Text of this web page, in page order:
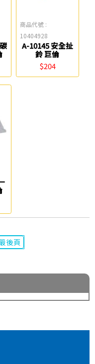
商品代號 :
10404928
A-10145 安全扯
鈴 巨倫
$204
後頁